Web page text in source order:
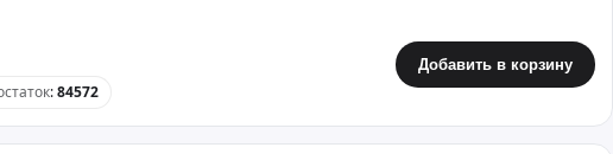
:84572
Добавить в корзину